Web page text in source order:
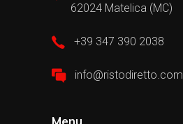
62024 Matelica (MC)
+39 347 390 2038
info@ristodiretto.com
Menu